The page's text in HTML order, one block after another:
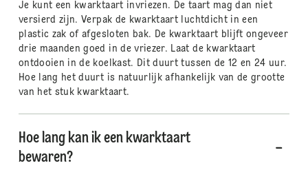
Je kunt een kwarktaart invriezen. De taart mag dan niet
versierd zijn. Verpak de kwarktaart luchtdicht in een
plastic zak of afgesloten bak. De kwarktaart blijft ongeveer
drie maanden goed in de vriezer. Laat de kwarktaart
ontdooien in de koelkast. Dit duurt tussen de 12 en 24 uur.
Hoe lang het duurt is natuurlijk afhankelijk van de grootte
van het stuk kwarktaart.
Hoe lang kan ik een kwarktaart
bewaren?